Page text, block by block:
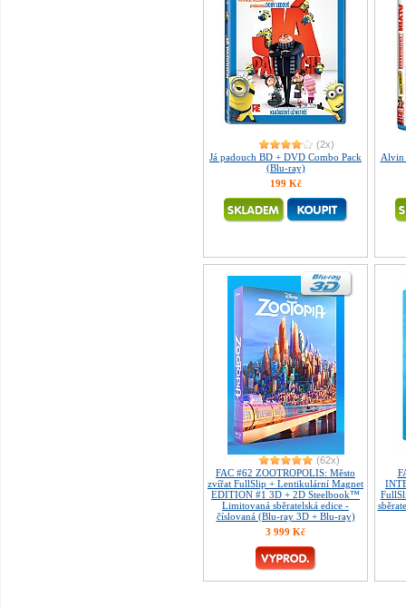
(2x)
Já padouch BD + DVD Combo Pack
(Blu-ray)
199 Kč
Alvin
(62x)
FAC #62 ZOOTROPOLIS: Město
zvířat FullSlip + Lentikulární Magnet
EDITION #1 3D + 2D Steelbook™
Limitovaná sběratelská edice -
číslovaná (Blu-ray 3D + Blu-ray)
3 999 Kč